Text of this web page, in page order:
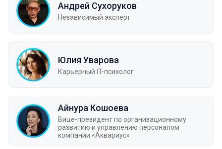
Андрей Сухоруков
Независимый эксперт
Юлия Уварова
Карьерный IT-психолог
Айнура Кошоева
Вице-президент по организационному
развитию и управлению персоналом
компании «Аквариус»